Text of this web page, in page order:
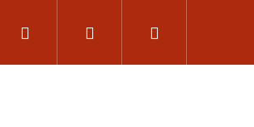
Kalkulačka výkonu infrapanelů
Přihlášení